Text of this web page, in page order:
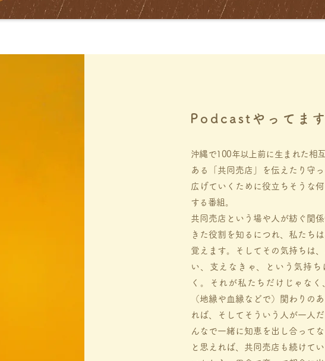
Podcastやってます
沖縄で100年以上前に生まれた相
ある「共同売店」を伝えたり守
広げていくために役立ちそうな何
する番組。
共同売店という場や人が紡ぐ関
きた役割を知るにつれ、私たち
覚えます。そしてその気持ちは
い、支えなきゃ、という気持ち
く。それが私たちだけじゃなく
（地縁や血縁などで）関わりの
れば、そしてそういう人が一人
んなで一緒に知恵を出し合って
と思えれば、共同売店も続けて